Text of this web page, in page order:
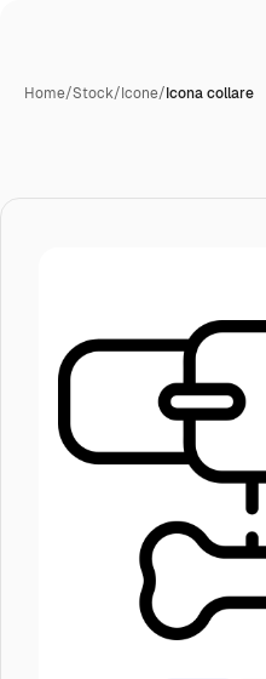
Home/Stock/Icone/Icona collare